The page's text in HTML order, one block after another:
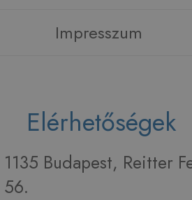
Impresszum
Elérhetőségek
1135 Budapest, Reitter
56.